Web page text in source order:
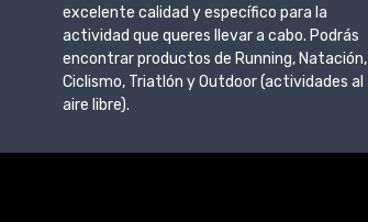
excelente calidad y específico para la
actividad que queres llevar a cabo. Podrás
encontrar productos de Running, Natación,
Ciclismo, Triatlón y Outdoor (actividades al
aire libre).